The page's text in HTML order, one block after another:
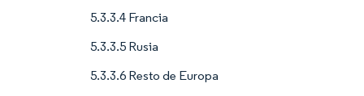
5.3.3.4 Francia
5.3.3.5 Rusia
5.3.3.6 Resto de Europa